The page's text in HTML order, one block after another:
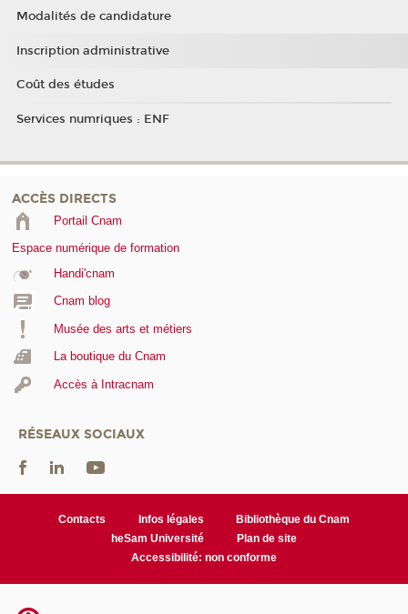
Modalités de candidature
Inscription administrative
Coût des études
Services numriques : ENF
ACCÈS DIRECTS
Portail Cnam
Espace numérique de formation
Handi'cnam
Cnam blog
Musée des arts et métiers
La boutique du Cnam
Accès à Intracnam
RÉSEAUX SOCIAUX
Contacts Infos légales
Bibliothèque du Cnam
heSam Université
Plan de site
Accessibilité: non conforme